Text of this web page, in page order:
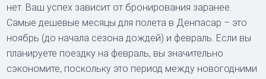
нет. Ваш успех зависит от бронирования заранее.
Самые дешевые месяцы для полета в Денпасар – это
ноябрь (до начала сезона дождей) и февраль. Если вы
планируете поездку на февраль, вы значительно
сэкономите, поскольку это период между новогодними